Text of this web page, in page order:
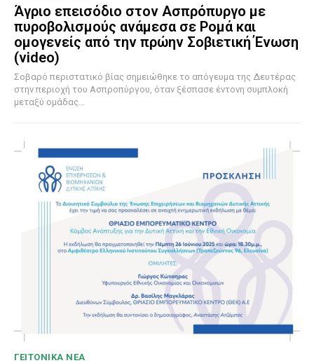
Άγριο επεισόδιο στον Ασπρόπυργο με
πυροβολισμούς ανάμεσα σε Ρομά και
ομογενείς από την πρώην Σοβιετική Ένωση
(video)
Σοβαρό περιστατικό βίας σημειώθηκε το απόγευμα της Δευτέρας
στην περιοχή του Ασπροπύργου, όταν ξέσπασε έντονη συμπλοκή
μεταξύ ομάδας...
ΓΕΙΤΟΝΙΚΑ ΝΕΑ